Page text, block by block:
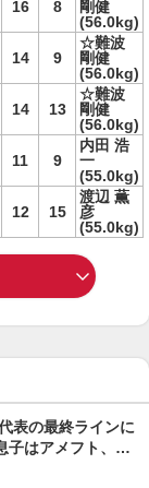
16 8
剛健
(56.0kg)
14 9
☆難波
剛健
(56.0kg)
14 13
☆難波
剛健
(56.0kg)
11 9
内田 浩
一
(55.0kg)
12 15
渡辺 薫
彦
(55.0kg)
表の最終ラインに
子はアメフト、バ